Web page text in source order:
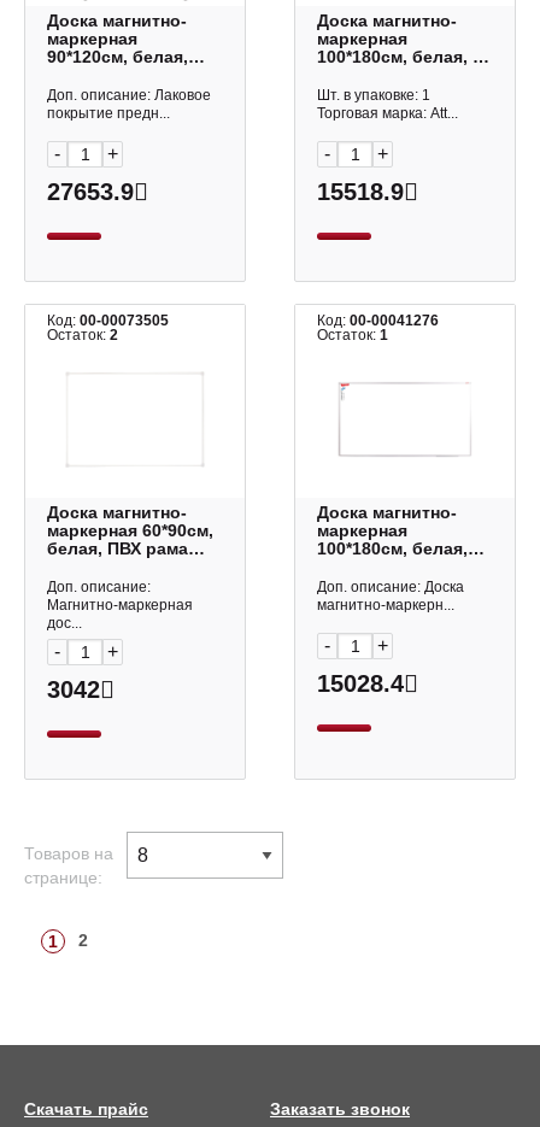
Доска магнитно-
маркерная
90*120см, белая,
стор, колеса
"Premium" 236851
Доп. описание: Лаковое
покрытие предн...
- +
27653.9
Доска магнитно-
маркерная
100*180см, белая, 2-
"Mobile" 2268139
Attache
Шт. в упаковке: 1
Торговая марка: Att...
- +
15518.9
Код: 00-00073505
Остаток: 2
Доска магнитно-
маркерная 60*90см,
белая, ПВХ рама
OfficeSpace
Доп. описание:
Магнитно-маркерная
дос...
- +
3042
Код:00-00041276
Остаток:1
Доска магнитно-
маркерная
100*180см, белая,
"Premium"
SDm_05030 Berlingo
Доп. описание: Доска
магнитно-маркерн...
- +
15028.4
Товаров на
странице:
1 2
Заказать звонок
Скачать прайс